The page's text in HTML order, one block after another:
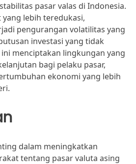
pasar valas di Indonesia.
lebih teredukasi,
pengurangan volatilitas yang
investasi yang tidak
ini menciptakan lingkungan yang
bagi pelaku pasar,
ekonomi yang lebih
dalam meningkatkan
tentang pasar valuta asing